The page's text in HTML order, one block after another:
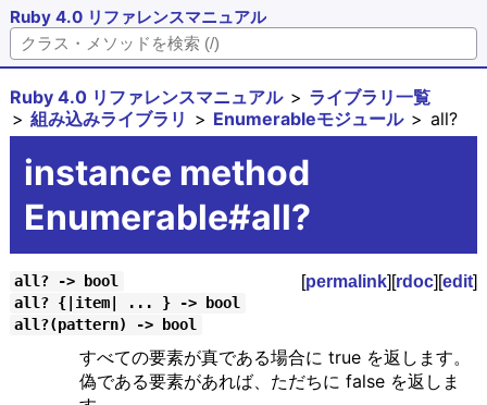
Ruby 4.0 リファレンスマニュアル
Ruby 4.0 リファレンスマニュアル
ライブラリ一覧
組み込みライブラリ
Enumerableモジュール all?
instance method
Enumerable#all?
all? -> bool [permalink][rdoc][edit]
all? {|item| ... } -> bool
all?(pattern) -> bool
すべての要素が真である場合に true を返します。
偽である要素があれば、ただちに false を返しま